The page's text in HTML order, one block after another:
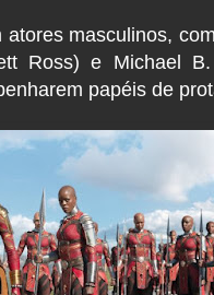
masculinos,
Ross) e Michael
papéis de